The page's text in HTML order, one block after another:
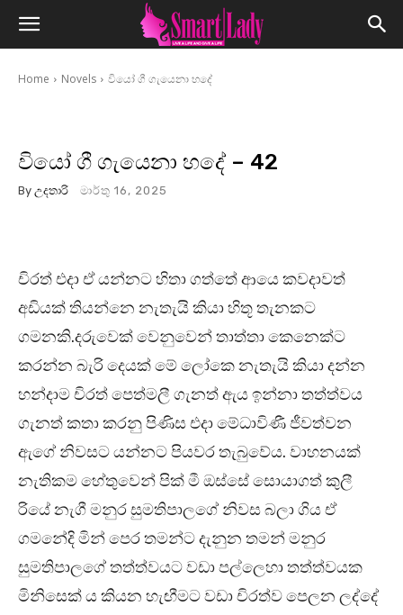
Home Novels වියෝ ගී ගැයෙනා හදේ
වියෝ ගී ගැයෙනා හදේ – 42
By උදතාරි මාර්තු 16, 2025
චිරත් එදා ඒ යන්නට හිතා ගත්තේ ආයෙ කවදාවත්
අඩියක් තියන්නෙ නැතැයි කියා හිතූ තැනකට
ගමනකි.දරුවෙක් වෙනුවෙන් තාත්තා කෙනෙක්ට
කරන්න බැරි දෙයක් මේ ලෝකෙ නැතැයි කියා දන්න
හන්දාම චිරත් පෙත්මලී ගැනත් ඇය ඉන්නා තත්ත්වය
ගැනත් කතා කරනු පිණිස එදා මේධාවිණී ජීවත්වන
ඇගේ නිවසට යන්නට පියවර තැබුවේය. වාහනයක්
නැතිකම හේතුවෙන් පික් මී ඔස්සේ සොයාගත් කුලී
රියේ නැගී මනුර සුමතිපාලගේ නිවස බලා ගිය ඒ
ගමනේදි මින් පෙර තමන්ට දැනුන තමන් මනුර
සුමතිපාලගේ තත්ත්වයට වඩා පල්ලෙහා තත්ත්වයක
මිනිසෙක් ය කියන හැඟීමට වඩා චිරත්ව පෙලන ලද්දේ